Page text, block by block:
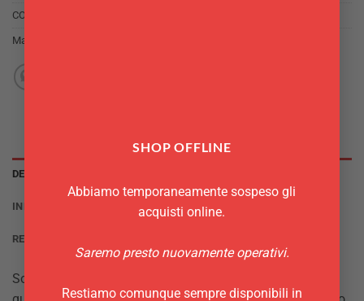
SHOP OFFLINE
Abbiamo temporaneamente sospeso gli
acquisti online.
Saremo presto nuovamente operativi.
Restiamo comunque sempre disponibili in
COD:
Marchio:
DESCRIZIONE
INFORMAZIONI AGGIUNTIVE
RECENSIONI (0)
Sottopentola colorato, piccolo e funzionale. Si adatta a